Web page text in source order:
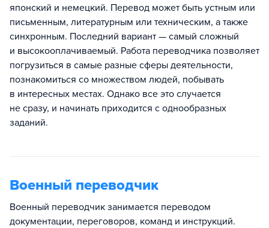
японский и немецкий. Перевод может быть устным или
письменным, литературным или техническим, а также
синхронным. Последний вариант — самый сложный
и высокооплачиваемый. Работа переводчика позволяет
погрузиться в самые разные сферы деятельности,
познакомиться со множеством людей, побывать
в интересных местах. Однако все это случается
не сразу, и начинать приходится с однообразных
заданий.
Военный переводчик
Военный переводчик занимается переводом
документации, переговоров, команд и инструкций.